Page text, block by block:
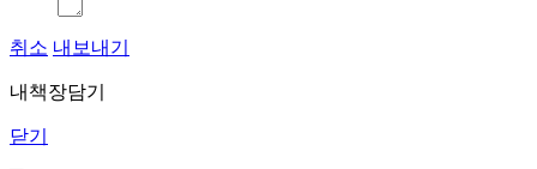
취소 내보내기
내책장담기
닫기